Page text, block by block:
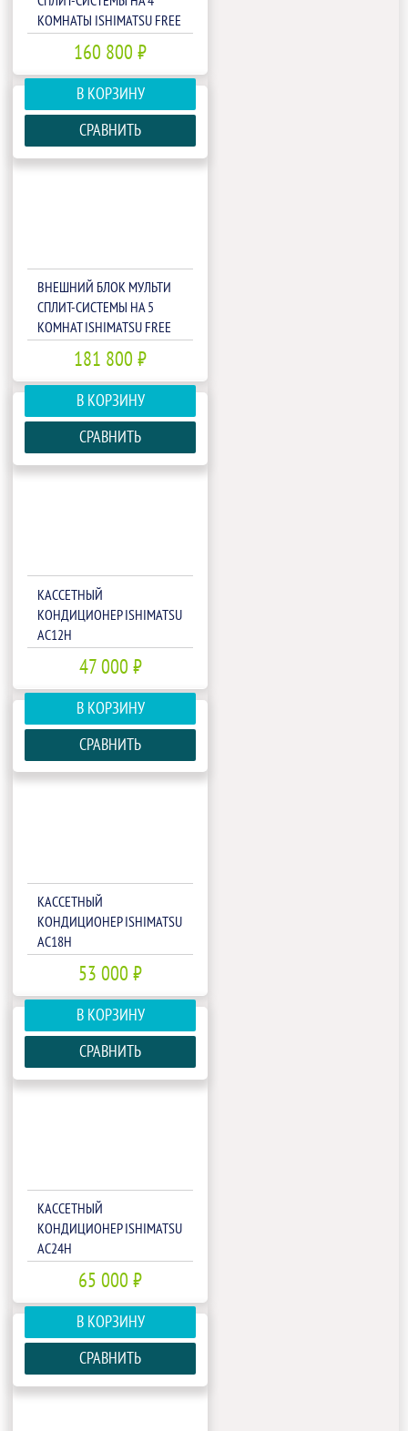
КОМНАТЫ ISHIMATSU FREE
MATCH AMSN-36/4
160 800 ₽
В КОРЗИНУ
СРАВНИТЬ
ВНЕШНИЙ БЛОК МУЛЬТИ
СПЛИТ-СИСТЕМЫ НА 5
КОМНАТ ISHIMATSU FREE
MATCH AMSN-42/5
181 800 ₽
В КОРЗИНУ
СРАВНИТЬ
КАССЕТНЫЙ
КОНДИЦИОНЕР ISHIMATSU
AC12H
47 000 ₽
В КОРЗИНУ
СРАВНИТЬ
КАССЕТНЫЙ
КОНДИЦИОНЕР ISHIMATSU
AC18H
53 000 ₽
В КОРЗИНУ
СРАВНИТЬ
КАССЕТНЫЙ
КОНДИЦИОНЕР ISHIMATSU
AC24H
65 000 ₽
В КОРЗИНУ
СРАВНИТЬ